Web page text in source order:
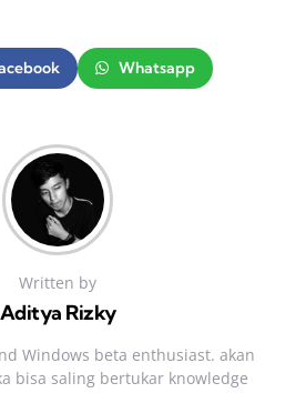
Whatsapp
Written by
Aditya Rizky
Windows beta enthusiast. akan
bisa saling bertukar knowledge